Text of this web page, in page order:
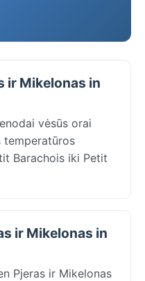
ir Mikelonas in
vėsūs orai
temperatūros
Barachois iki Petit
ir Mikelonas in
Pjeras ir Mikelonas